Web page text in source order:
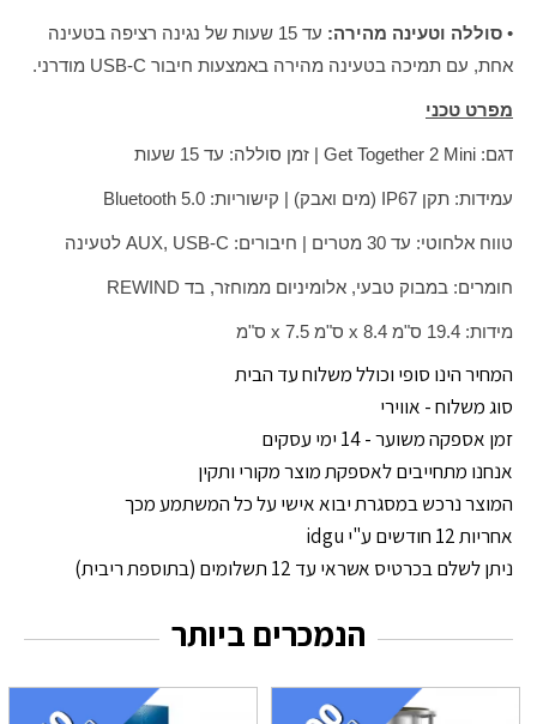
• סוללה וטעינה מהירה:
עד 15 שעות של נגינה רציפה בטעינה
אחת, עם תמיכה בטעינה מהירה באמצעות חיבור USB-C מודרני.
מפרט טכני
דגם: Get Together 2 Mini | זמן סוללה: עד 15 שעות
עמידות: תקן IP67 (מים ואבק) | קישוריות: Bluetooth 5.0
טווח אלחוטי: עד 30 מטרים | חיבורים: AUX, USB-C לטעינה
חומרים: במבוק טבעי, אלומיניום ממוחזר, בד REWIND
מידות: 19.4 ס"מ x 8.4 ס"מ x 7.5 ס"מ
המחיר הינו סופי וכולל משלוח עד הבית
סוג משלוח - אווירי
זמן אספקה משוער - 14 ימי עסקים
אנחנו מתחייבים לאספקת מוצר מקורי ותקין
המוצר נרכש במסגרת יבוא אישי על כל המשתמע מכך
אחריות 12 חודשים ע"י idgu
ניתן לשלם בכרטיס אשראי עד 12 תשלומים (בתוספת ריבית)
הנמכרים ביותר